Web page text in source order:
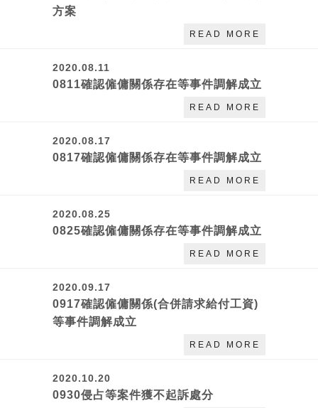
方案
READ MORE
2020.08.11
0811確認僱傭關係存在等事件調解成立
READ MORE
2020.08.17
0817確認僱傭關係存在等事件調解成立
READ MORE
2020.08.25
0825確認僱傭關係存在等事件調解成立
READ MORE
2020.09.17
0917確認僱傭關係(合併請求給付工資)
等事件調解成立
READ MORE
2020.10.20
0930侵占等案件獲不起訴處分